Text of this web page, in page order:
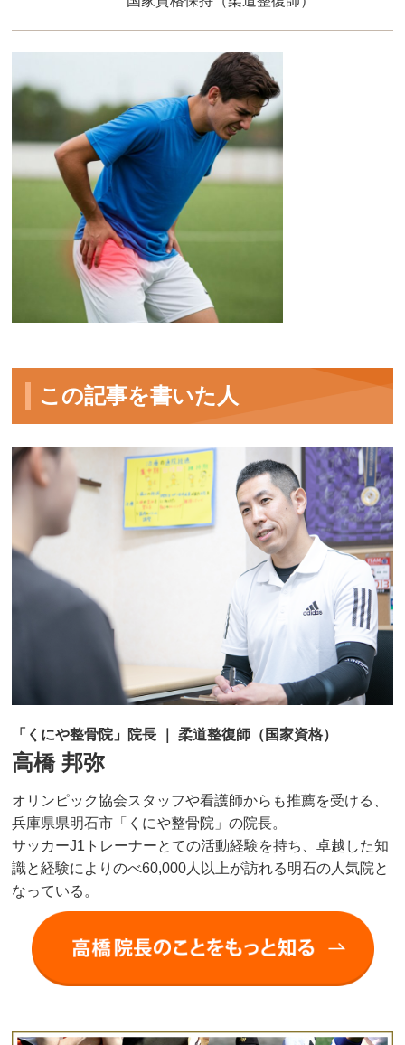
この記事を書いた人
「くにや整骨院」院長 ｜ 柔道整復師（国家資格）
高橋 邦弥
オリンピック協会スタッフや看護師からも推薦を受ける、
兵庫県県明石市「くにや整骨院」の院長。
サッカーJ1トレーナーとての活動経験を持ち、卓越した知
識と経験によりのべ60,000人以上が訪れる明石の人気院と
なっている。